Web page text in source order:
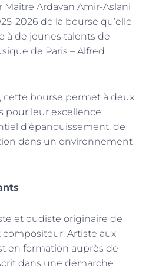
Maître Ardavan Amir-Aslani
2026 de la bourse qu’elle
à de jeunes talents de
de Paris – Alfred
cette bourse permet à deux
pour leur excellence
d’épanouissement, de
dans un environnement
et oudiste originaire de
Artiste aux
en formation auprès de
dans une démarche